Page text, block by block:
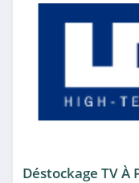
Déstockage TV